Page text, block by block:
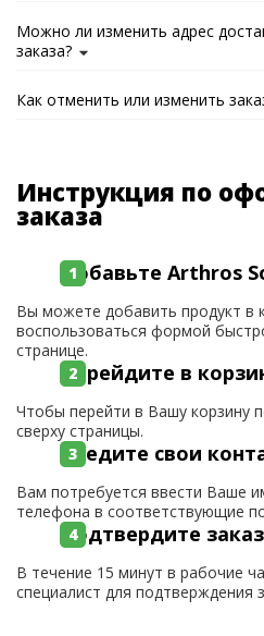
Можно ли изменить адрес
заказа?
Как отменить или изменить
Инструкция по
заказа
Добавьте Arthros
Вы можете добавить продукт в
воспользоваться формой
странице.
Перейдите в
Чтобы перейти в Вашу корзину
сверху страницы.
Введите свои
Вам потребуется ввести Ваше
телефона в соответствующие
Подтвердите
В течение 15 минут в рабочие
специалист для подтверждения